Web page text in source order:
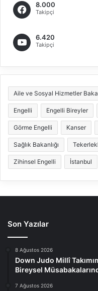
8.000
Takipçi
6.420
Takipçi
Aile ve Sosyal Hizmetler
Engelli Engelli Bireyler
Görme Engelli Kanser
Sağlık Bakanlığı
Zihinsel Engelli İstanbul
Son Yazılar
8 Ağustos 2026
Down Judo Millî
Bireysel
7 Ağustos 2026